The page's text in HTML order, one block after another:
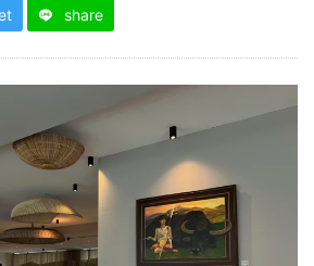
share